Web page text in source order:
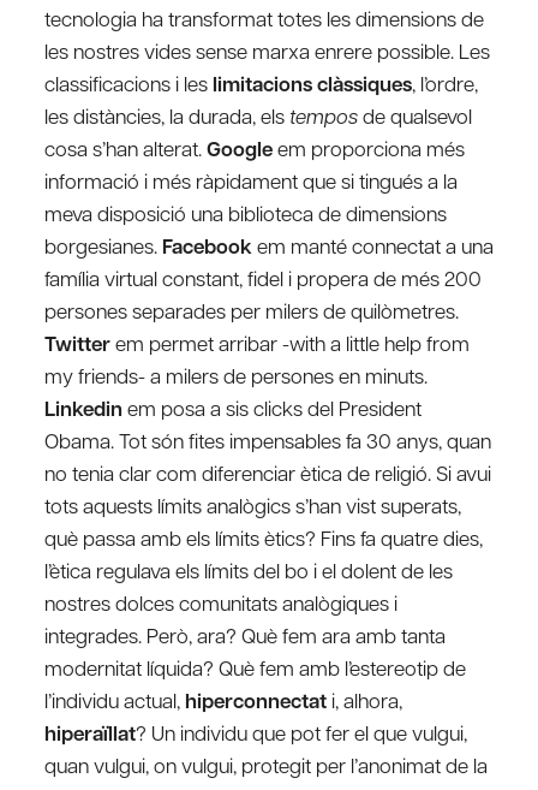
tecnologia ha transformat totes les dimensions de
les nostres vides sense marxa enrere possible. Les
classificacions i les limitacions clàssiques, l’ordre,
les distàncies, la durada, els temposde qualsevol
cosa s’han alterat.Googleem proporciona més
informació i més ràpidament que si tingués a la
meva disposició una biblioteca de dimensions
borgesianes. Facebook em manté connectat a una
família virtual constant, fidel i propera de més 200
persones separades per milers de quilòmetres.
Twitterem permet arribar -with a little help from
my friends- a milers de persones en minuts.
Linkedinem posa a sis clicks del President
Obama. Tot són fites impensables fa 30 anys, quan
no tenia clar com diferenciar ètica de religió. Si avui
tots aquests límits analògics s’han vist superats,
què passa amb els límits ètics? Fins fa quatre dies,
l’ètica regulava els límits del bo i el dolent de les
nostres dolces comunitats analògiques i
integrades. Però, ara? Què fem ara amb tanta
modernitat líquida? Què fem amb l’estereotip de
l’individu actual, hiperconnectat i, alhora,
hiperaïllat? Un individu que pot fer el que vulgui,
quan vulgui, on vulgui, protegit per l’anonimat de la